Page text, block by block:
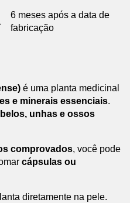
6 meses após a data de
fabricação
é uma planta medicinal
e minerais essenciais.
unhas e ossos
comprovados, você pode
cápsulas ou
diretamente na pele.